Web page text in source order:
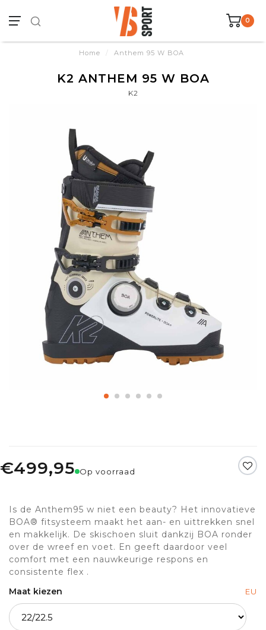
0
Home / Anthem 95 W BOA
K2 ANTHEM 95 W BOA
K2
€499,95 Op voorraad
Is de Anthem95 w niet een beauty? Het innovatieve
BOA® fitsysteem maakt het aan- en uittrekken snel
en makkelijk. De skischoen sluit dankzij BOA ronder
over de wreef en voet. En geeft daardoor veel
comfort met een nauwkeurige respons en
consistente flex .
Maat kiezen
EU